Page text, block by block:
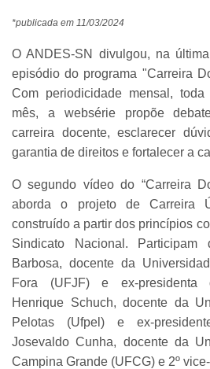
*publicada em 11/03/2024
O ANDES-SN divulgou, na
episódio do programa "Carreira
Com periodicidade mensal,
mês, a websérie propõe
carreira docente, esclarecer
garantia de direitos e fortalecer a
O segundo vídeo do “Carreira
aborda o projeto de Carreira
construído a partir dos princípios
Sindicato Nacional. Participam
Barbosa, docente da
Fora (UFJF) e ex-presidenta
Henrique Schuch, docente da
Pelotas (Ufpel) e ex-
Josevaldo Cunha, docente da
Campina Grande (UFCG) e 2º